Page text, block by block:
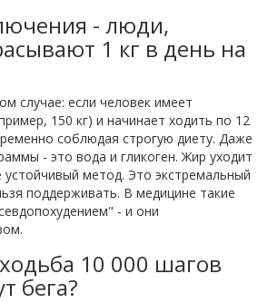
- люди,
1 кг в день на
случае: если человек имеет
150 кг) и начинает ходить по 12
соблюдая строгую диету. Даже
- это вода и гликоген. Жир уходит
метод. Это экстремальный
поддерживать. В медицине такие
- и они
10 000 шагов
бега?